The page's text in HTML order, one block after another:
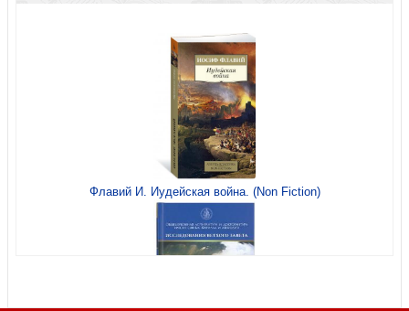
Шмид Г.Ю., прот. Богословие святого Луки, евангелиста
и дееписателя
Материалы конференции, посвященной 100-летию со
дня рождения архиепископу Михаила (Мудьюгина)...
Флавий И. Иудейская война. (Non Fiction)